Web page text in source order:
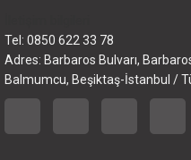
Tel: 0850 622 33 78
Adres: Barbaros Bulvarı,
Balmumcu, Beşiktaş-İstanbul /